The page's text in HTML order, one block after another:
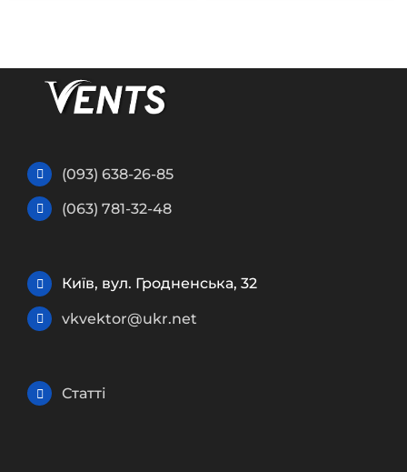
(093) 638-26-85
(063) 781-32-48
Київ, вул. Гродненська, 32
vkvektor@ukr.net
Статті